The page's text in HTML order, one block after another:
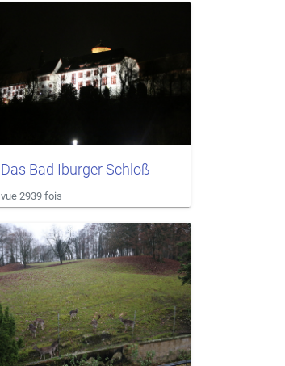
Das Bad Iburger Schloß
vue 2939 fois